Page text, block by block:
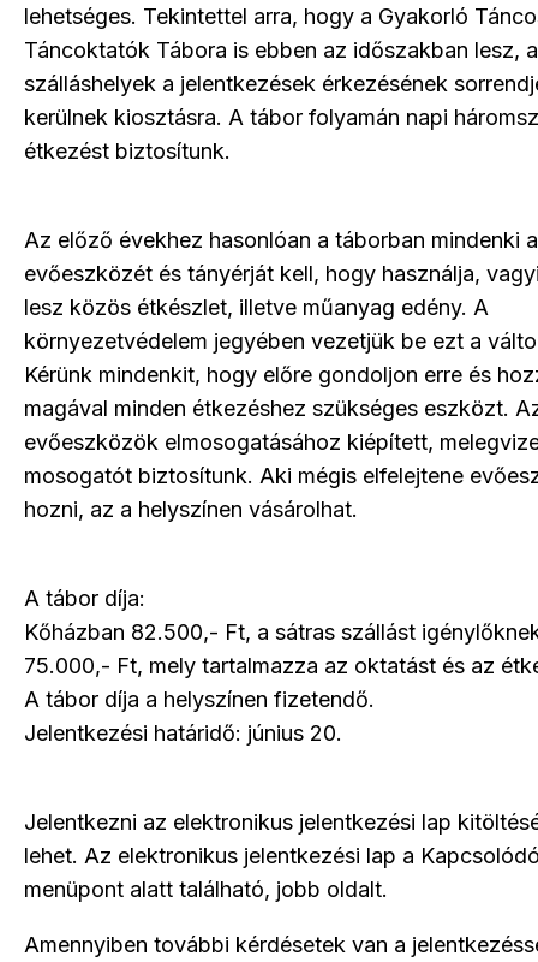
lehetséges. Tekintettel arra, hogy a Gyakorló
Táncoktatók Tábora is ebben az időszakban lesz, a
szálláshelyek a jelentkezések érkezésének
kerülnek kiosztásra. A tábor folyamán napi
étkezést biztosítunk.
Az előző évekhez hasonlóan a táborban mindenki
evőeszközét és tányérját kell, hogy használja,
lesz közös étkészlet, illetve műanyag edény. A
környezetvédelem jegyében vezetjük be ezt a
Kérünk mindenkit, hogy előre gondoljon erre és
magával minden étkezéshez szükséges eszközt.
evőeszközök elmosogatásához kiépített,
mosogatót biztosítunk. Aki mégis elfelejtene
hozni, az a helyszínen vásárolhat.
A tábor díja:
Kőházban 82.500,- Ft, a sátras szállást
75.000,- Ft, mely tartalmazza az oktatást és az
A tábor díja a helyszínen fizetendő.
Jelentkezési határidő: június 20.
Jelentkezni az elektronikus jelentkezési lap
lehet. Az elektronikus jelentkezési lap a
menüpont alatt található, jobb oldalt.
Amennyiben további kérdésetek van a